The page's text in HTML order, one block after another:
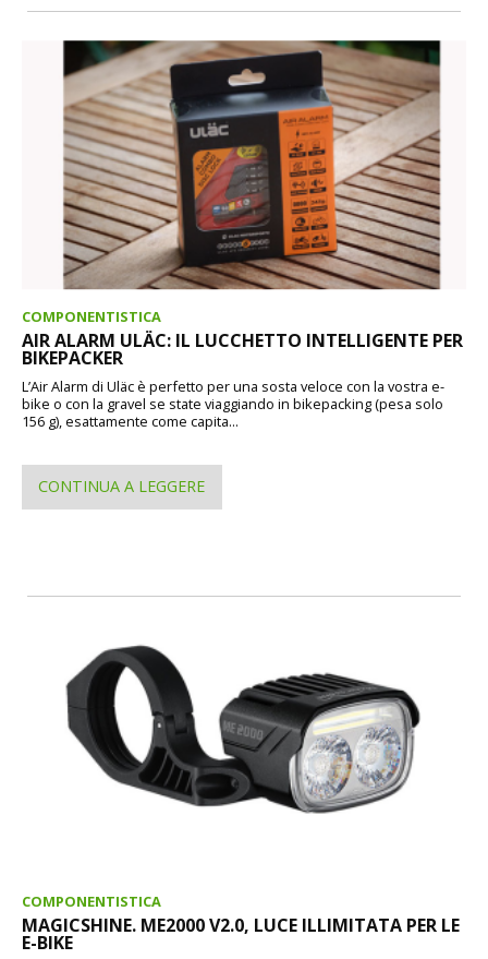
COMPONENTISTICA
AIR ALARM ULÄC: IL LUCCHETTO INTELLIGENTE PER
BIKEPACKER
L’Air Alarm di Uläc è perfetto per una sosta veloce con la vostra e-
bike o con la gravel se state viaggiando in bikepacking (pesa solo
156 g), esattamente come capita...
CONTINUA A LEGGERE
COMPONENTISTICA
MAGICSHINE. ME2000 V2.0, LUCE ILLIMITATA PER LE
E-BIKE